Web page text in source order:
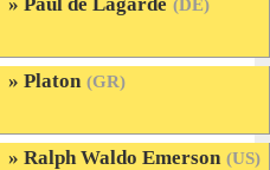
(DE)
Platon (GR)
Ralph Waldo Emerson (US)